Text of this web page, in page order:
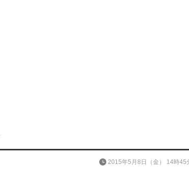
2015年5月8日（金） 14時45